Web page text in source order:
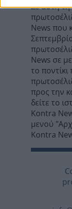
Σε αυτή τη
News που
News σε
το
προς την
δείτε το
Kontra
μενού
Kontra